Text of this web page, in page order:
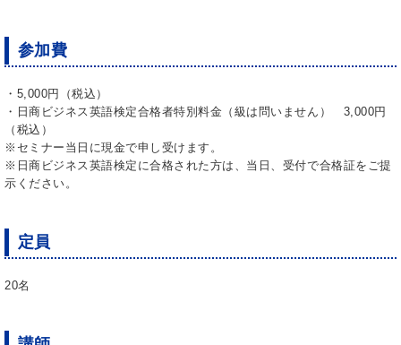
参加費
・5,000円（税込）
・日商ビジネス英語検定合格者特別料金（級は問いません） 3,000円
（税込）
※セミナー当日に現金で申し受けます。
※日商ビジネス英語検定に合格された方は、当日、受付で合格証をご提
示ください。
定員
20名